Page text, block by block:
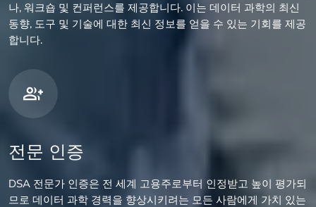
나, 워크숍 및 컨퍼런스를 제공합니다. 이는 데이터 과학의 최신
동향, 도구 및 기술에 대한 최신 정보를 얻을 수 있는 기회를 제공
합니다.
전문 인증
DSA 전문가 인증은 전 세계 고용주로부터 인정받고 높이 평가되
므로 데이터 과학 경력을 향상시키려는 모든 사람에게 가치 있는